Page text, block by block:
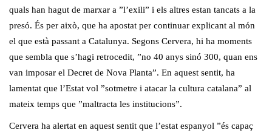
quals han hagut de marxar a ”l’exili” i els altres estan tancats a la
presó. És per això, que ha apostat per continuar explicant al món
el que està passant a Catalunya. Segons Cervera, hi ha moments
que sembla que s’hagi retrocedit, ”no 40 anys sinó 300, quan ens
van imposar el Decret de Nova Planta”. En aquest sentit, ha
lamentat que l’Estat vol ”sotmetre i atacar la cultura catalana” al
mateix temps que ”maltracta les institucions”.
Cervera ha alertat en aquest sentit que l’estat espanyol ”és capaç